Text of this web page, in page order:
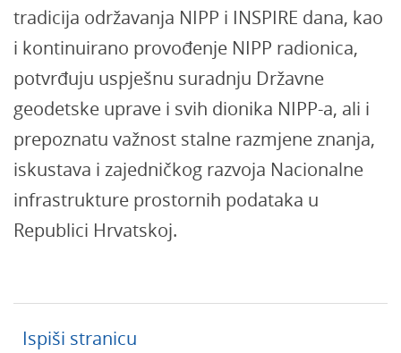
tradicija održavanja NIPP i INSPIRE dana, kao
i kontinuirano provođenje NIPP radionica,
potvrđuju uspješnu suradnju Državne
geodetske uprave i svih dionika NIPP-a, ali i
prepoznatu važnost stalne razmjene znanja,
iskustava i zajedničkog razvoja Nacionalne
infrastrukture prostornih podataka u
Republici Hrvatskoj.
Ispiši stranicu